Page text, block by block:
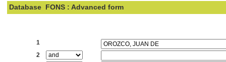
Database FONS : Advanced form
1
2